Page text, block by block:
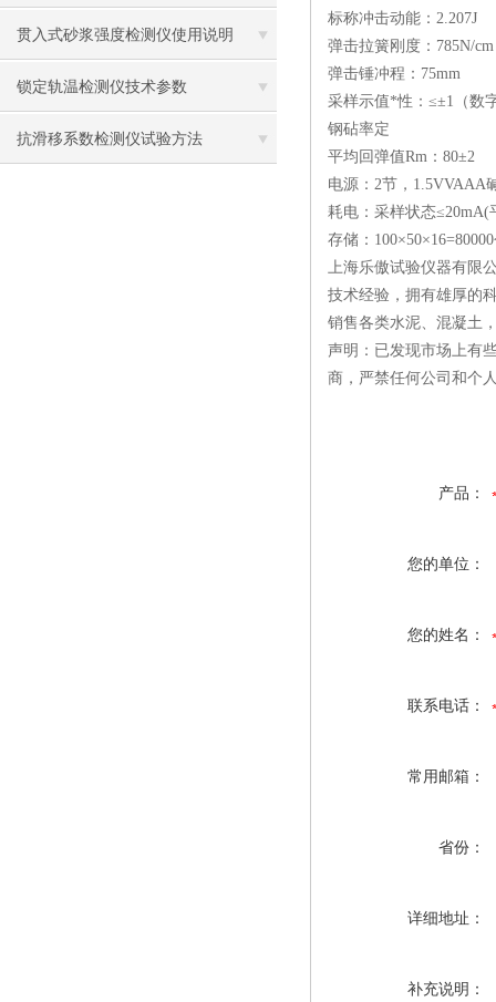
贯入式砂浆强度检测仪使用说明
锁定轨温检测仪技术参数
抗滑移系数检测仪试验方法
标称冲击动能：2.207J
弹击拉簧刚度：785N/cm
弹击锤冲程：75mm
采样示值*性：≤±1（数
钢砧率定
平均回弹值Rm：80±2
电源：2节，1.5VVAAA
耗电：采样状态≤20mA(
存储：
上海乐傲试验仪器有限
技术经验，拥有雄厚的
销售各类水泥、混凝土
声明：已发现市场上有
商，严禁任何公司和个
产品：
您的单位：
您的姓名：
联系电话：
常用邮箱：
省份：
详细地址：
补充说明：